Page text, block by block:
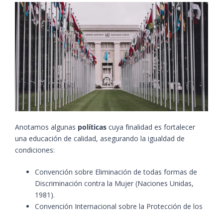
Anotamos algunas políticas cuya finalidad es fortalecer
una educación de calidad, asegurando la igualdad de
condiciones:
Convención sobre Eliminación de todas formas de
Discriminación contra la Mujer (Naciones Unidas,
1981).
Convención Internacional sobre la Protección de los